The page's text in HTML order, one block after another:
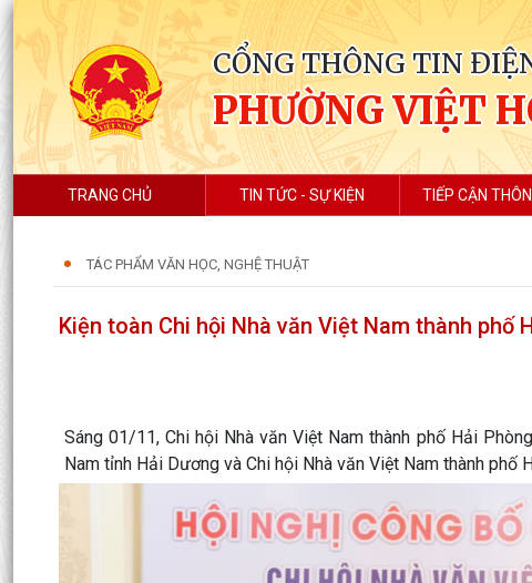
CỔNG THÔNG TIN
PHƯỜNG VIỆT
TRANG CHỦ TIN TỨC - SỰ KIỆN TIẾP CẬN
TÁC PHẨM VĂN HỌC, NGHỆ THUẬT
Kiện toàn Chi hội Nhà văn Việt Nam thành phố
Sáng 01/11, Chi hội Nhà văn Việt Nam thành phố Hải
Nam tỉnh Hải Dương và Chi hội Nhà văn Việt Nam thành phố